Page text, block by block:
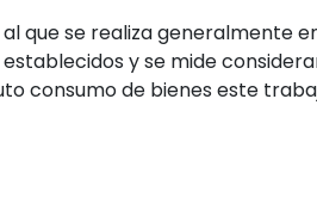
que se realiza generalmente
y se mide
consumo de bienes este